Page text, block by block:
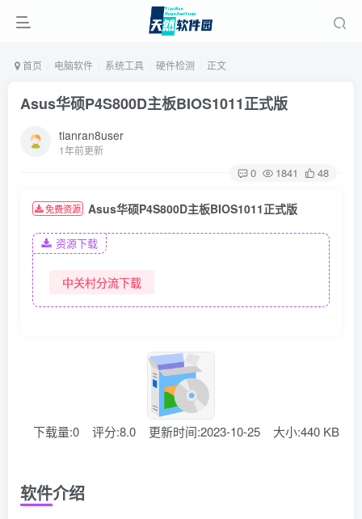
首页 电脑软件 系统工具 硬件检测 正文
Asus华硕P4S800D主板BIOS1011正式版
tianran8user
1年前更新
0 1841 48
免费资源 Asus华硕P4S800D主板BIOS1011正式版
资源下载
中关村分流下载
下载量:0 评分:8.0 更新时间:2023-10-25 大小:440 KB
软件介绍